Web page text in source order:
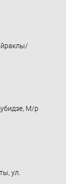
М/р
ул.